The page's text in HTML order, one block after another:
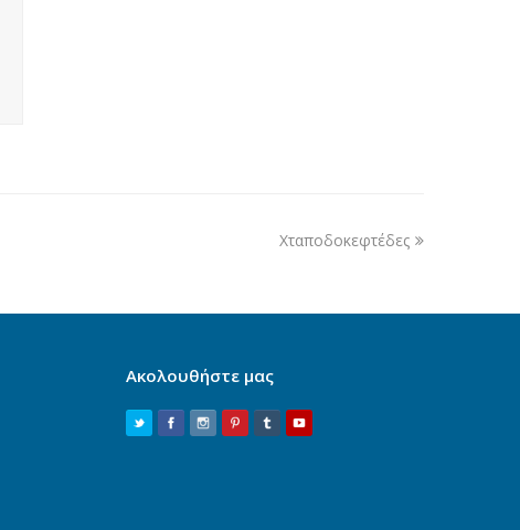
Χταποδοκεφτέδες
Ακολουθήστε μας